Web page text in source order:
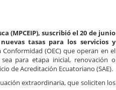
(MPCEIP), suscribió el 20 de junio
tasas para los servicios y
(OEC) que operan en el
para etapa inicial, renovación o
de Acreditación Ecuatoriano (SAE).
extraordinaria, que soliciten los